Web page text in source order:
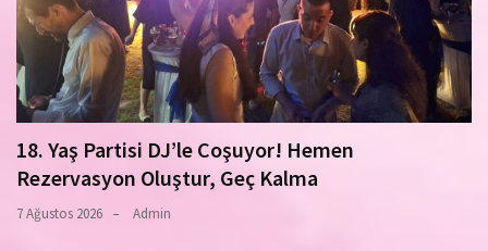
18. Yaş Partisi DJ’le Coşuyor! Hemen
Rezervasyon Oluştur, Geç Kalma
7 Ağustos 2026 Admin